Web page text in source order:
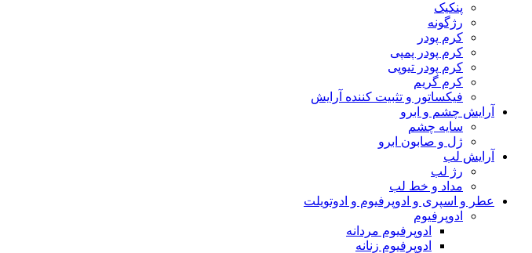
پنکیک
رژگونه
کرم پودر
کرم پودر پمپی
کرم پودر تیوپی
کرم گریم
فیکساتور و تثبیت کننده آرایش
آرایش چشم و ابرو
سایه چشم
ژل و صابون ابرو
آرایش لب
رژ لب
مداد و خط لب
عطر و اسپری و ادوپرفیوم و ادوتویلت
ادوپرفیوم
ادوپرفیوم مردانه
ادوپرفیوم زنانه